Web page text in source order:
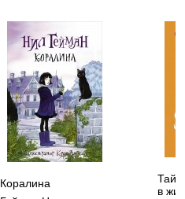
Коралина
в